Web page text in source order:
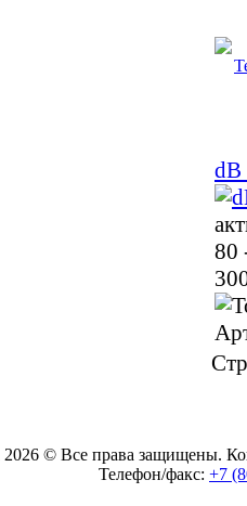
dB
80
2026 © Все права защищены.
Телефон/факс: +7